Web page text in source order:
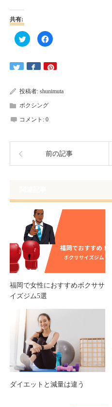
共有:
ク
リ
し
て
Twitter
有
(新
し
い
ィ
ン
で
す)
Facebook
で
す
る
に
リ
ッ
(新
い
ウ
ィ
き
投稿者: shunimuta
ボクシング
コメント: 0
前の記事
福岡で女性におすすめボクササ
イズジム5選
ダイエットと減量は違う